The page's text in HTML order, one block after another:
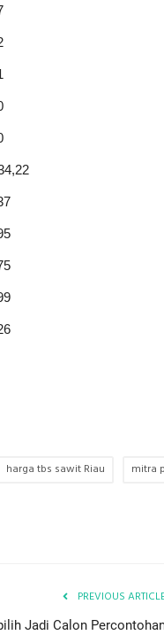
harga tbs sawit Riau mitra
PREVIOUS
Jadi Calon